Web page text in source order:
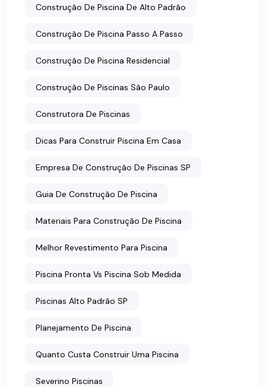
Construção De Piscina De Alto Padrão
Construção De Piscina Passo A Passo
Construção De Piscina Residencial
Construção De Piscinas São Paulo
Construtora De Piscinas
Dicas Para Construir Piscina Em Casa
Empresa De Construção De Piscinas SP
Guia De Construção De Piscina
Materiais Para Construção De Piscina
Melhor Revestimento Para Piscina
Piscina Pronta Vs Piscina Sob Medida
Piscinas Alto Padrão SP
Planejamento De Piscina
Quanto Custa Construir Uma Piscina
Severino Piscinas